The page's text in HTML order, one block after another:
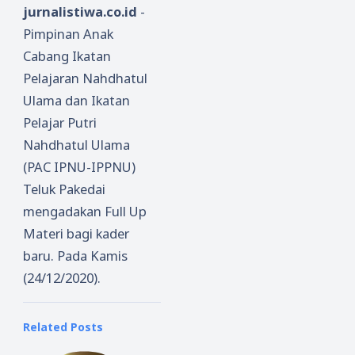
jurnalistiwa.co.id -
Pimpinan Anak
Cabang Ikatan
Pelajaran Nahdhatul
Ulama dan Ikatan
Pelajar Putri
Nahdhatul Ulama
(PAC IPNU-IPPNU)
Teluk Pakedai
mengadakan Full Up
Materi bagi kader
baru. Pada Kamis
(24/12/2020).
Related Posts